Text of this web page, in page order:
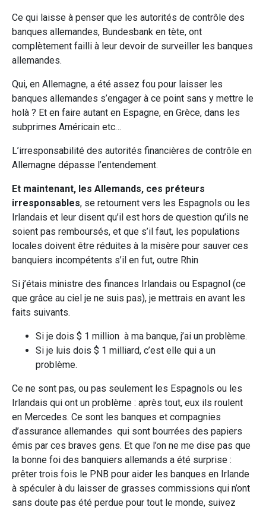
Ce qui laisse à penser que les autorités de contrôle des
banques allemandes, Bundesbank en tète, ont
complètement failli à leur devoir de surveiller les banques
allemandes.
Qui, en Allemagne, a été assez fou pour laisser les
banques allemandes s’engager à ce point sans y mettre le
holà ? Et en faire autant en Espagne, en Grèce, dans les
subprimes Américain etc…
L’irresponsabilité des autorités financières de contrôle en
Allemagne dépasse l’entendement.
Et maintenant, les Allemands, ces préteurs
irresponsables, se retournent vers les Espagnols ou les
Irlandais et leur disent qu’il est hors de question qu’ils ne
soient pas remboursés, et que s’il faut, les populations
locales doivent être réduites à la misère pour sauver ces
banquiers incompétents s’il en fut, outre Rhin
Si j’étais ministre des finances Irlandais ou Espagnol (ce
que grâce au ciel je ne suis pas), je mettrais en avant les
faits suivants.
Si je dois $ 1 million à ma banque, j’ai un problème.
Si je luis dois $ 1 milliard, c’est elle qui a un
problème.
Ce ne sont pas, ou pas seulement les Espagnols ou les
Irlandais qui ont un problème : après tout, eux ils roulent
en Mercedes. Ce sont les banques et compagnies
d’assurance allemandes qui sont bourrées des papiers
émis par ces braves gens. Et que l’on ne me dise pas que
la bonne foi des banquiers allemands a été surprise :
prêter trois fois le PNB pour aider les banques en Irlande
à spéculer à du laisser de grasses commissions qui n’ont
sans doute pas été perdue pour tout le monde, suivez